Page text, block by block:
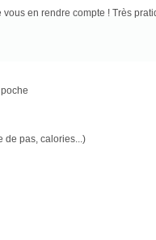
en rendre compte ! Très
de pas, calories...)